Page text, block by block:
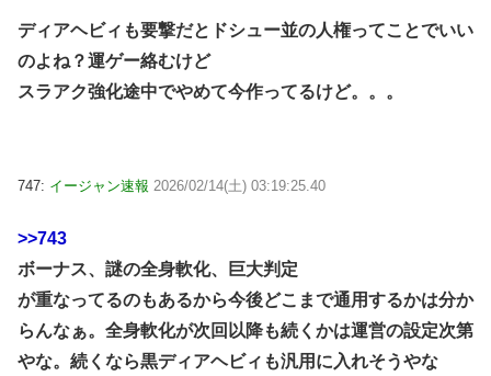
ディアヘビィも要撃だとドシュー並の人権ってことでいい
のよね？運ゲー絡むけど
スラアク強化途中でやめて今作ってるけど。。。
747: イージャン速報 2026/02/14(土) 03:19:25.40
>>743
ボーナス、謎の全身軟化、巨大判定
が重なってるのもあるから今後どこまで通用するかは分か
らんなぁ。全身軟化が次回以降も続くかは運営の設定次第
やな。続くなら黒ディアヘビィも汎用に入れそうやな